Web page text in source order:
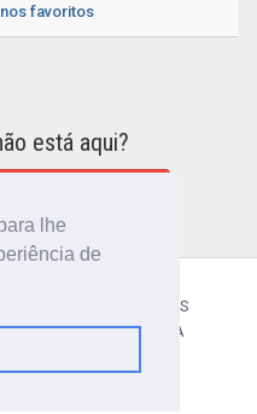
lhe
de
favoritos
está aqui?
TERMOS E CONDIÇÕES
CONTACTOS AJUDA